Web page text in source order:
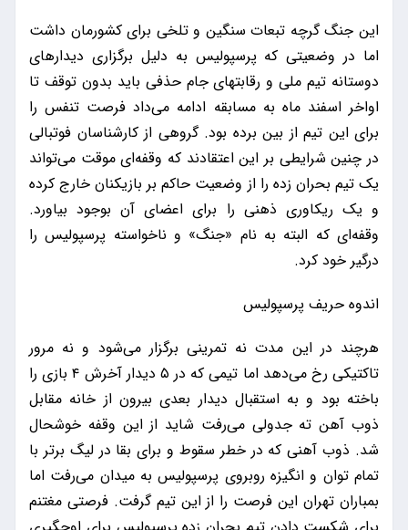
این جنگ گرچه تبعات سنگین و تلخی برای کشورمان داشت
اما در وضعیتی که پرسپولیس به دلیل برگزاری دیدارهای
دوستانه تیم ملی و رقابتهای جام حذفی باید بدون توقف تا
اواخر اسفند ماه به مسابقه ادامه می‌داد فرصت تنفس را
برای این تیم از بین برده بود. گروهی از کارشناسان فوتبالی
در چنین شرایطی بر این اعتقادند که وقفه‌ای موقت می‌تواند
یک تیم بحران زده را از وضعیت حاکم بر بازیکنان خارج کرده
و یک ریکاوری ذهنی را برای اعضای آن بوجود بیاورد.
وقفه‌ای که البته به نام «جنگ» و ناخواسته پرسپولیس را
درگیر خود کرد.
اندوه حریف پرسپولیس
هرچند در این مدت نه تمرینی برگزار می‌شود و نه مرور
تاکتیکی رخ می‌دهد اما تیمی که در ۵ دیدار آخرش ۴ بازی را
باخته بود و به استقبال دیدار بعدی بیرون از خانه مقابل
ذوب آهن ته جدولی می‌رفت شاید از این وقفه خوشحال
شد. ذوب آهنی که در خطر سقوط و برای بقا در لیگ برتر با
تمام توان و انگیزه روبروی پرسپولیس به میدان می‌رفت اما
بمباران تهران این فرصت را از این تیم گرفت. فرصتی مغتنم